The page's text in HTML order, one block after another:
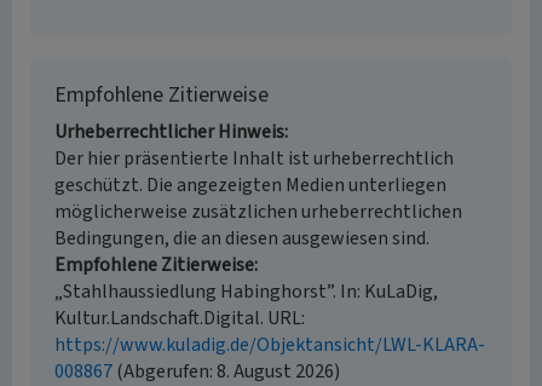
Empfohlene Zitierweise
Urheberrechtlicher Hinweis
Der hier präsentierte Inhalt ist urheberrechtlich
geschützt. Die angezeigten Medien unterliegen
möglicherweise zusätzlichen urheberrechtlichen
Bedingungen, die an diesen ausgewiesen sind.
Empfohlene Zitierweise
„Stahlhaussiedlung Habinghorst”. In: KuLaDig,
Kultur.Landschaft.Digital. URL:
https://www.kuladig.de/Objektansicht/LWL-KLARA-
008867(Abgerufen: 8. August 2026)